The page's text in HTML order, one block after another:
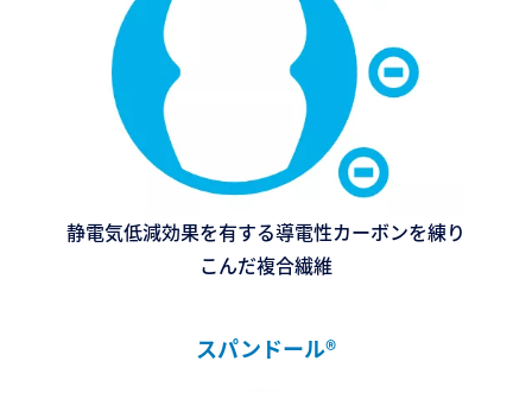
静電気低減効果を有する導電性カーボンを練り
こんだ複合繊維
スパンドール®